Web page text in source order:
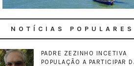
NOTÍCIAS POPULARES
PADRE ZEZINHO INCETIVA
POPULAÇÃO A PARTICIPAR